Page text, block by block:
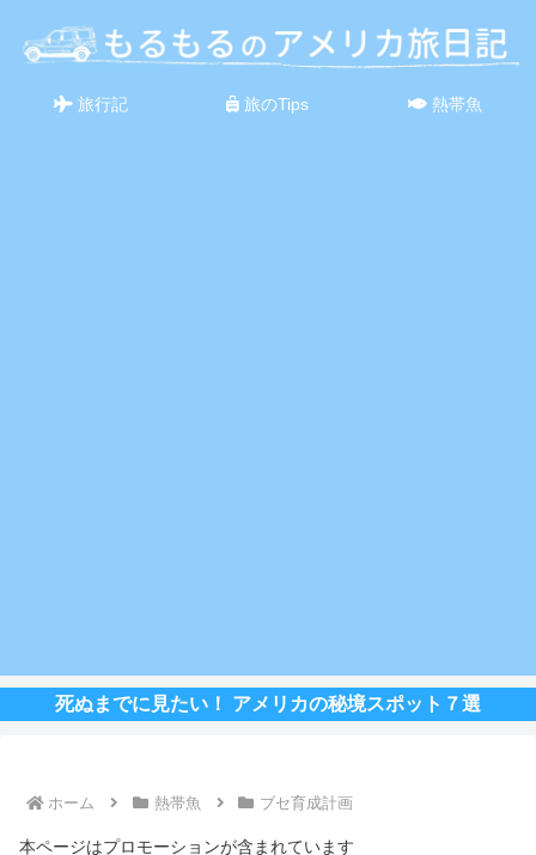
旅行記 旅のTips 熱帯魚
死ぬまでに見たい！ アメリカの秘境スポット７選
ホーム 熱帯魚 ブセ育成計画
本ページはプロモーションが含まれています